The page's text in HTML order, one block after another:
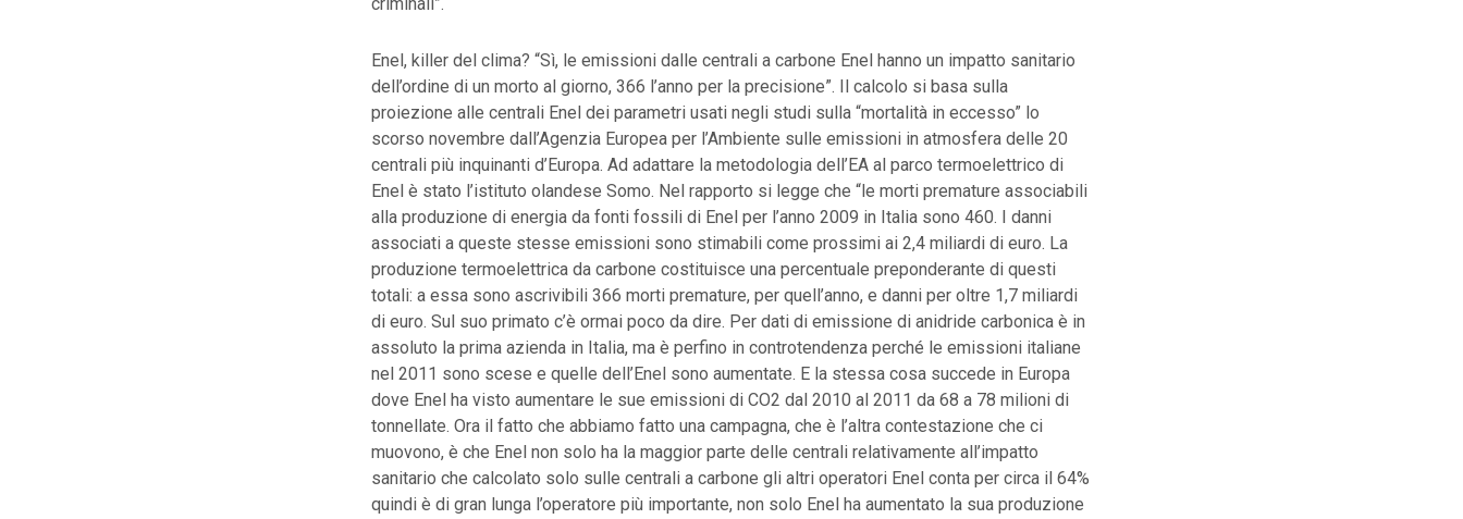
Enel, killer del clima? “Sì, le emissioni dalle centrali a carbone Enel hanno un impatto sanitario
dell’ordine di un morto al giorno, 366 l’anno per la precisione”. Il calcolo si basa sulla
proiezione alle centrali Enel dei parametri usati negli studi sulla “mortalità in eccesso” lo
scorso novembre dall’Agenzia Europea per l’Ambiente sulle emissioni in atmosfera delle 20
centrali più inquinanti d’Europa. Ad adattare la metodologia dell’EA al parco termoelettrico di
Enel è stato l’istituto olandese Somo. Nel rapporto si legge che “le morti premature associabili
alla produzione di energia da fonti fossili di Enel per l’anno 2009 in Italia sono 460. I danni
associati a queste stesse emissioni sono stimabili come prossimi ai 2,4 miliardi di euro. La
produzione termoelettrica da carbone costituisce una percentuale preponderante di questi
totali: a essa sono ascrivibili 366 morti premature, per quell’anno, e danni per oltre 1,7 miliardi
di euro. Sul suo primato c’è ormai poco da dire. Per dati di emissione di anidride carbonica è in
assoluto la prima azienda in Italia, ma è perfino in controtendenza perché le emissioni italiane
nel 2011 sono scese e quelle dell’Enel sono aumentate. E la stessa cosa succede in Europa
dove Enel ha visto aumentare le sue emissioni di CO2 dal 2010 al 2011 da 68 a 78 milioni di
tonnellate. Ora il fatto che abbiamo fatto una campagna, che è l’altra contestazione che ci
muovono, è che Enel non solo ha la maggior parte delle centrali relativamente all’impatto
sanitario che calcolato solo sulle centrali a carbone gli altri operatori Enel conta per circa il 64%
quindi è di gran lunga l’operatore più importante, non solo Enel ha aumentato la sua produzione